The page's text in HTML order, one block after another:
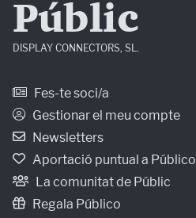
Públic
DISPLAY CONNECTORS, SL.
Fes-te soci/a
Gestionar el meu compte
Newsletters
Aportació puntual a Público
La comunitat de Públic
Regala Público